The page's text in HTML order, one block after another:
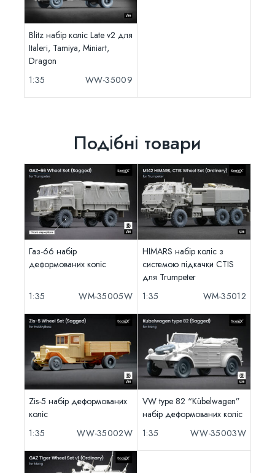
Blitz набір коліс Late v2 для
Italeri, Tamiya, Miniart,
Dragon
1:35
WW-35009
Подібні товари
Газ-66 набір
деформованих коліс
1:35 WM-35005W
HIMARS набір коліс з
системою підкачки CTIS
для Trumpeter
1:35
WM-35012
Zis-5 набір деформованих
коліс
1:35
WW-35002W
VW type 82 “Kübelwagen”
набір деформованих коліс
1:35
WW-35003W